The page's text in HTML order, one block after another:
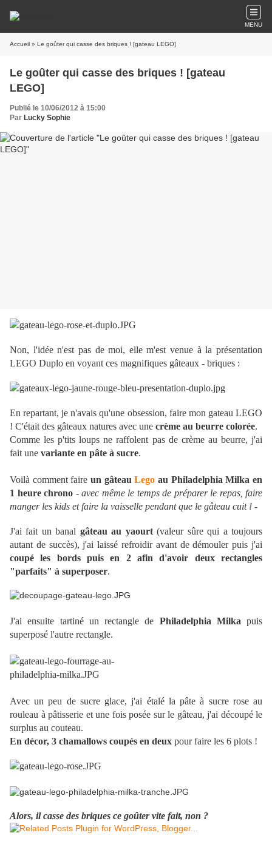
MENU
Accueil » Le goûter qui casse des briques ! [gateau LEGO]
Le goûter qui casse des briques ! [gateau
LEGO]
Publié le 10/06/2012 à 15:00
Par Lucky Sophie
Non, l'idée n'est pas de moi, elle m'est venue à la présentation
LEGO Duplo en voyant ces magnifiques gâteaux - briques :
En repartant, je n'avais qu'une obsession, faire mon gateau LEGO
! C'était des gâteaux natures avec une crème au beurre colorée.
Comme les p'tits loups ne raffolent pas de crème au beurre, j'ai
fait une variante en pâte à sucre.
Voilà comment faire un gâteauLego au Philadelphia Milka en
1 heure chrono - avec même le temps de préparer le repas, faire
manger les kids et faire la vaisselle pendant que le gâteau cuit ! -
J'ai fait un banal gâteau au yaourt(valeur sûre qui a toujours
autant de succès), j'ai laissé refroidir avant de démouler puis j'ai
coupé les bords puis en 2 afin d'avoir deux rectangles
"parfaits" à superposer.
J'ai ensuite tartiné un rectangle de Philadelphia Milka puis
superposé l'autre rectangle.
Avec un peu de sucre glace, j'ai étalé la pâte à sucre rose au
rouleau à pâtisserie et une fois posée sur le gâteau, j'ai découpé le
surplus au couteau.
En décor, 3 chamallows coupés en deux pour faire les 6 plots !
Alors, il casse des briques ce goûter vite fait, non ?